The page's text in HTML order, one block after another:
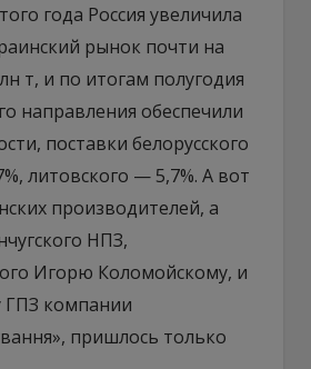
года Россия увеличила
рынок почти на
т, и по итогам полугодия
направления обеспечили
поставки белорусского
литовского — 5,7%. А вот
производителей, а
НПЗ,
Игорю Коломойскому, и
компании
пришлось только